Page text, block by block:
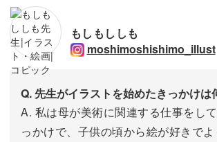
もしもししも
moshimoshishimo_illust
Q. 先生がイラストを始めたきっかけは
A. 私は母が美術に関連する仕事をし
っかけで、子供の頃から絵が好きでよ